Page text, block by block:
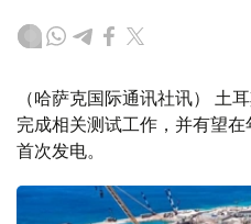
（哈萨克国际通讯社讯） 土
完成相关测试工作，并有望
首次发电。